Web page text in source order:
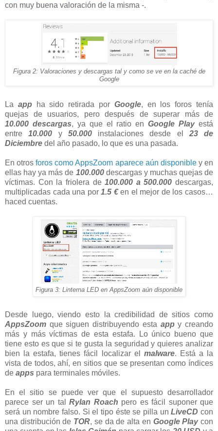
con muy buena valoración de la misma -.
Figura 2: Valoraciones y descargas tal y como se ve en la caché de
Google
La appha sido retirada por Google, en los foros tenía
quejas de usuarios, pero después de superar más de
10.000 descargas, ya que el ratio enGoogle Playestá
entre10.000 y50.000instalaciones desde el 23 de
Diciembre del año pasado, lo que es una pasada.
En otrosforos como AppsZoom aparece aún disponibley en
ellas hay ya más de 100.000descargas y muchas quejas de
víctimas. Con la friolera de100.000 a 500.000 descargas,
multiplicadas cada una por1.5 €en el mejor de los casos…
haced cuentas.
Figura 3: Linterna LED en AppsZoom aún disponible
Desde luego, viendo esto la credibilidad de sitios como
AppsZoom que siguen distribuyendo esta appy creando
más y más víctimas de esta estafa. Lo único bueno que
tiene esto es que si te gusta la seguridad y quieres analizar
bien la estafa, tienes fácil localizar el malware. Está a la
vista de todos, ahí, en sitios que se presentan como índices
de apps para terminales móviles.
En el sitio se puede ver que el supuesto desarrollador
parece ser un tal Rylan Roach pero es fácil suponer que
será un nombre falso. Si el tipo éste se pilla unLiveCD con
una distribución de TOR, se da de alta en Google Playcon